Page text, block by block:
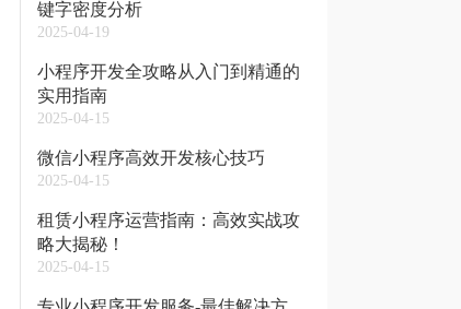
键字密度分析
2025-04-19
小程序开发全攻略从入门到精通的
实用指南
2025-04-15
微信小程序高效开发核心技巧
2025-04-15
租赁小程序运营指南：高效实战攻
略大揭秘！
2025-04-15